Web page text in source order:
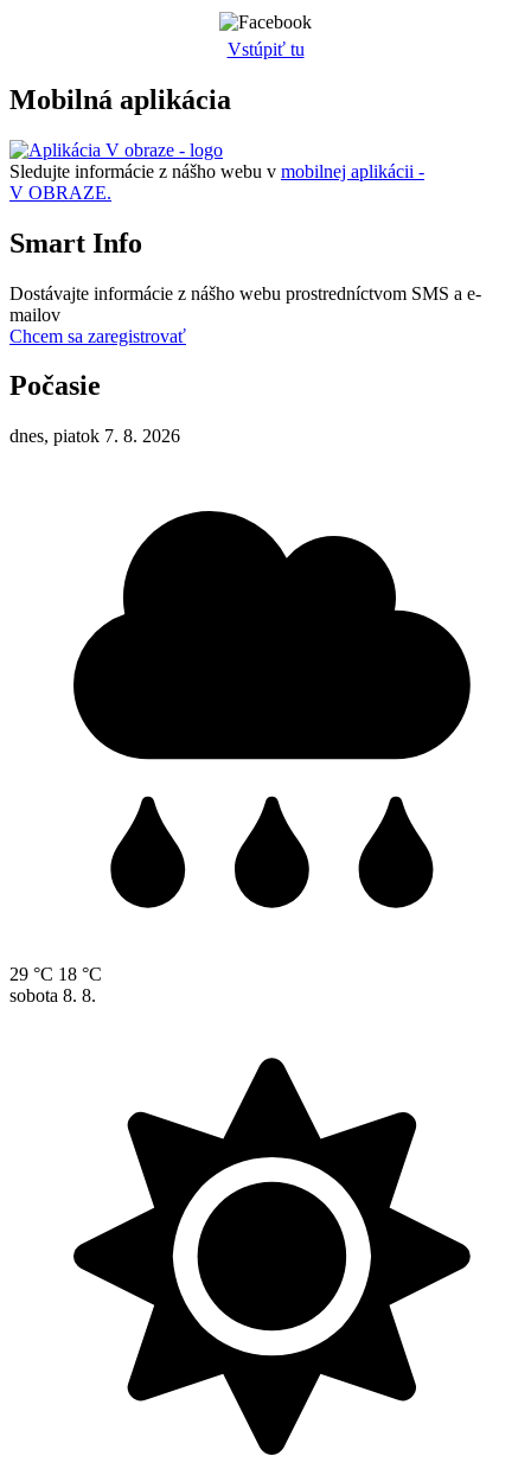
Vstúpiť tu
Mobilná aplikácia
Sledujte informácie z nášho webu v mobilnej aplikácii -
V OBRAZE.
Smart Info
Dostávajte informácie z nášho webu prostredníctvom SMS a e-
mailov
Chcem sa zaregistrovať
Počasie
dnes, piatok 7. 8. 2026
29 °C 18 °C
sobota 8. 8.